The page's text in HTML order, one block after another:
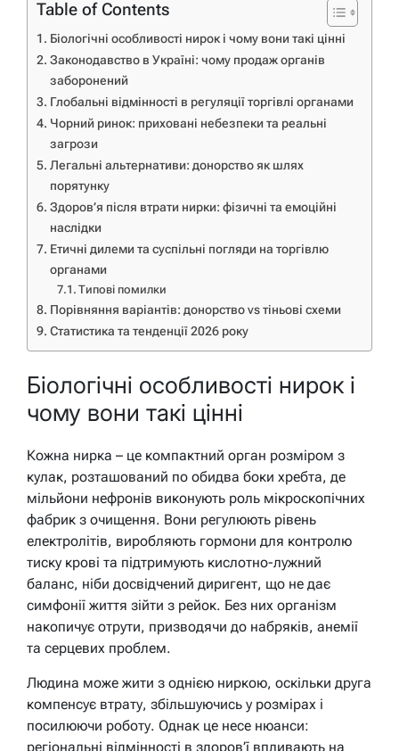
Table of Contents
Біологічні особливості нирок і чому вони такі цінні
Законодавство в Україні: чому продаж органів
заборонений
Глобальні відмінності в регуляції торгівлі органами
Чорний ринок: приховані небезпеки та реальні
загрози
Легальні альтернативи: донорство як шлях
порятунку
Здоров’я після втрати нирки: фізичні та емоційні
наслідки
Етичні дилеми та суспільні погляди на торгівлю
органами
Типові помилки
Порівняння варіантів: донорство vs тіньові схеми
Статистика та тенденції 2026 року
Біологічні особливості нирок і
чому вони такі цінні
Кожна нирка – це компактний орган розміром з
кулак, розташований по обидва боки хребта, де
мільйони нефронів виконують роль мікроскопічних
фабрик з очищення. Вони регулюють рівень
електролітів, виробляють гормони для контролю
тиску крові та підтримують кислотно-лужний
баланс, ніби досвідчений диригент, що не дає
симфонії життя зійти з рейок. Без них організм
накопичує отрути, призводячи до набряків, анемії
та серцевих проблем.
Людина може жити з однією ниркою, оскільки друга
компенсує втрату, збільшуючись у розмірах і
посилюючи роботу. Однак це несе нюанси:
регіональні відмінності в здоров’ї впливають на